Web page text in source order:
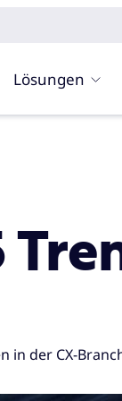
Lösungen
in der CX-